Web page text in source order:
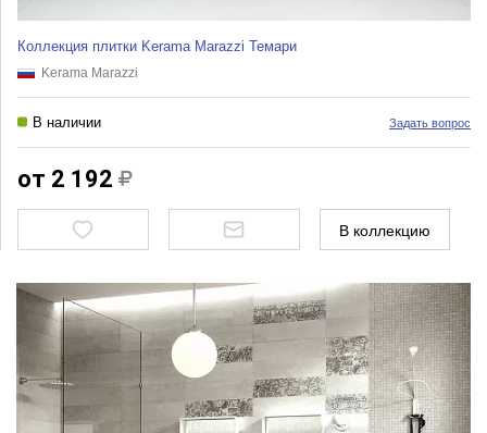
Коллекция плитки Kerama Marazzi Темари
Kerama Marazzi
В наличии Задать вопрос
от 2 192
В коллекцию